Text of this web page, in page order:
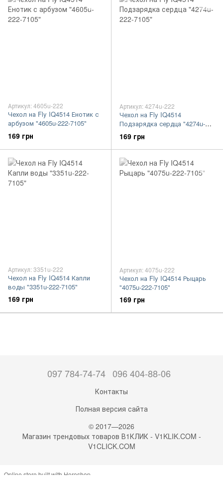
Артикул: 4605u-222
Чехол на Fly IQ4514 Енотик с
арбузом "4605u-222-7105"
169 грн
Артикул: 4274u-222
Чехол на Fly IQ4514
Подзарядка сердца "4274u-
222-7105"
169 грн
Артикул: 3351u-222
Чехол на Fly IQ4514 Капли
воды "3351u-222-7105"
169 грн
Артикул: 4075u-222
Чехол на Fly IQ4514 Рыцарь
"4075u-222-7105"
169 грн
097 784-74-74 096 404-88-06
Контакты
Полная версия сайта
© 2017—2026
Магазин трендовых товаров В1КЛИК - V1KLIK.COM -
V1CLICK.COM
Online store built with Horoshop